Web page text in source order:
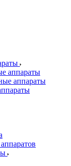
аппараты
аппараты